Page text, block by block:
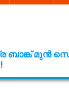
ബാങ്ക് മുൻ